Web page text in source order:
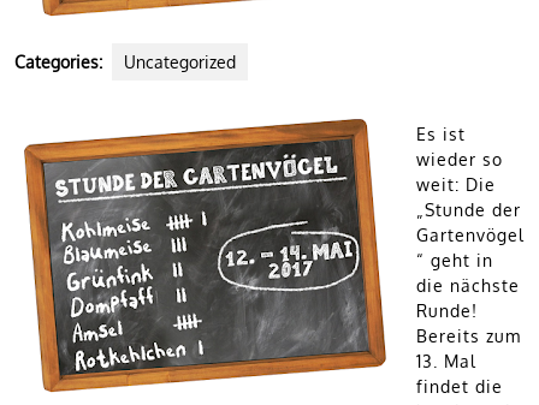
Categories: Uncategorized
Es ist
wieder so
weit: Die
„Stunde der
Gartenvögel
“ geht in
die nächste
Runde!
Bereits zum
13. Mal
findet die